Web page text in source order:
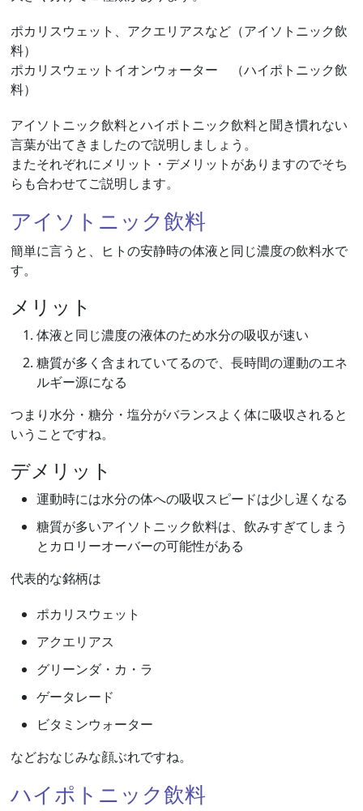
ポカリスウェット、アクエリアスなど（アイソトニック飲
料）
ポカリスウェットイオンウォーター （ハイポトニック飲
料）
アイソトニック飲料とハイポトニック飲料と聞き慣れない
言葉が出てきましたので説明しましょう。
またそれぞれにメリット・デメリットがありますのでそち
らも合わせてご説明します。
アイソトニック飲料
簡単に言うと、ヒトの安静時の体液と同じ濃度の飲料水で
す。
メリット
体液と同じ濃度の液体のため水分の吸収が速い
糖質が多く含まれていてるので、長時間の運動のエネ
ルギー源になる
つまり水分・糖分・塩分がバランスよく体に吸収されると
いうことですね。
デメリット
運動時には水分の体への吸収スピードは少し遅くなる
糖質が多いアイソトニック飲料は、飲みすぎてしまう
とカロリーオーバーの可能性がある
代表的な銘柄は
ポカリスウェット
アクエリアス
グリーンダ・カ・ラ
ゲータレード
ビタミンウォーター
などおなじみな顔ぶれですね。
ハイポトニック飲料